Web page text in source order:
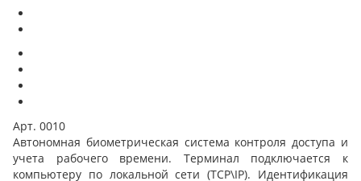
Арт. 0010
Автономная биометрическая система контроля доступа и
учета рабочего времени. Терминал подключается к
компьютеру по локальной сети (TCP\IP). Идентификация